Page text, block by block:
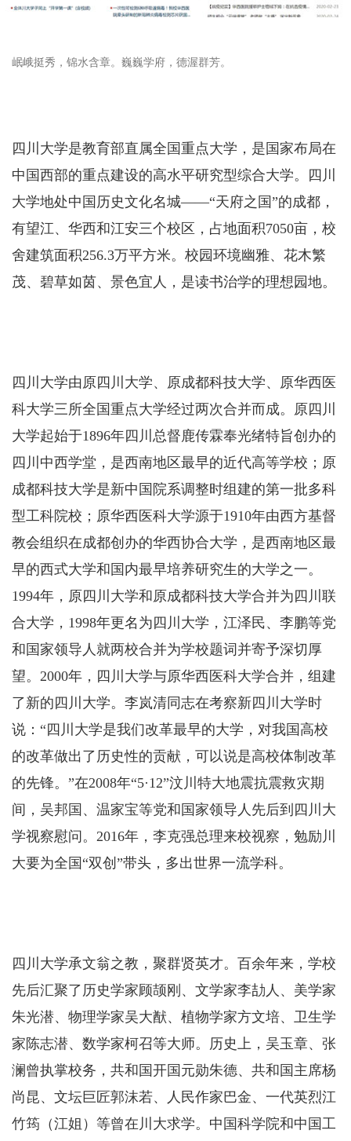
岷峨挺秀，锦水含章。巍巍学府，德渥群芳。
四川大学是教育部直属全国重点大学，是国家布局在
中国西部的重点建设的高水平研究型综合大学。四川
大学地处中国历史文化名城——“天府之国”的成都，
有望江、华西和江安三个校区，占地面积7050亩，校
舍建筑面积256.3万平方米。校园环境幽雅、花木繁
茂、碧草如茵、景色宜人，是读书治学的理想园地。
四川大学由原四川大学、原成都科技大学、原华西医
科大学三所全国重点大学经过两次合并而成。原四川
大学起始于1896年四川总督鹿传霖奉光绪特旨创办的
四川中西学堂，是西南地区最早的近代高等学校；原
成都科技大学是新中国院系调整时组建的第一批多科
型工科院校；原华西医科大学源于1910年由西方基督
教会组织在成都创办的华西协合大学，是西南地区最
早的西式大学和国内最早培养研究生的大学之一。
1994年，原四川大学和原成都科技大学合并为四川联
合大学，1998年更名为四川大学，江泽民、李鹏等党
和国家领导人就两校合并为学校题词并寄予深切厚
望。2000年，四川大学与原华西医科大学合并，组建
了新的四川大学。李岚清同志在考察新四川大学时
说：“四川大学是我们改革最早的大学，对我国高校
的改革做出了历史性的贡献，可以说是高校体制改革
的先锋。”在2008年“5·12”汶川特大地震抗震救灾期
间，吴邦国、温家宝等党和国家领导人先后到四川大
学视察慰问。2016年，李克强总理来校视察，勉励川
大要为全国“双创”带头，多出世界一流学科。
四川大学承文翁之教，聚群贤英才。百余年来，学校
先后汇聚了历史学家顾颉刚、文学家李劼人、美学家
朱光潜、物理学家吴大猷、植物学家方文培、卫生学
家陈志潜、数学家柯召等大师。历史上，吴玉章、张
澜曾执掌校务，共和国开国元勋朱德、共和国主席杨
尚昆、文坛巨匠郭沫若、人民作家巴金、一代英烈江
竹筠（江姐）等曾在川大求学。中国科学院和中国工